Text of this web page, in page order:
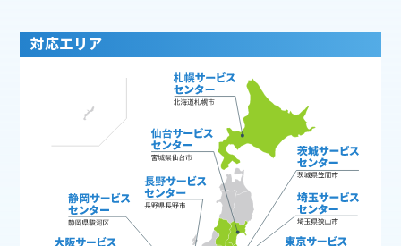
対応エリア